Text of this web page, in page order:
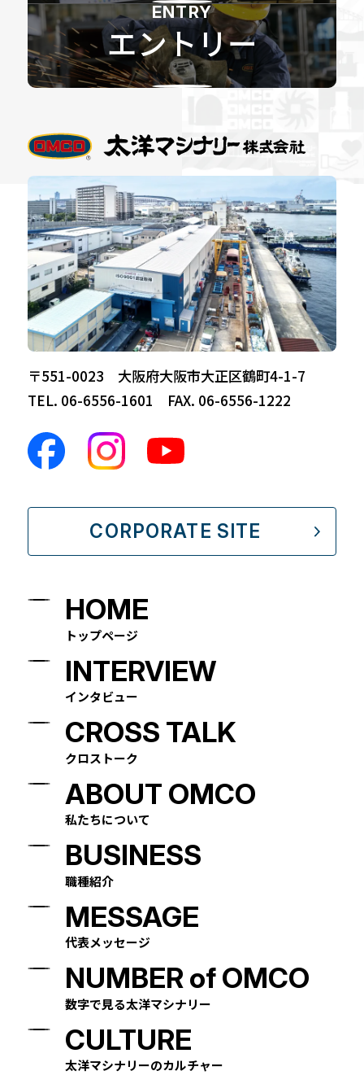
ENTRY
エントリー
〒551-0023 大阪府大阪市大正区鶴町4-1-7
TEL. 06-6556-1601 FAX. 06-6556-1222
CORPORATE SITE
HOME
トップページ
INTERVIEW
インタビュー
CROSS TALK
クロストーク
ABOUT OMCO
私たちについて
BUSINESS
職種紹介
MESSAGE
代表メッセージ
NUMBER of OMCO
数字で見る太洋マシナリー
CULTURE
太洋マシナリーのカルチャー